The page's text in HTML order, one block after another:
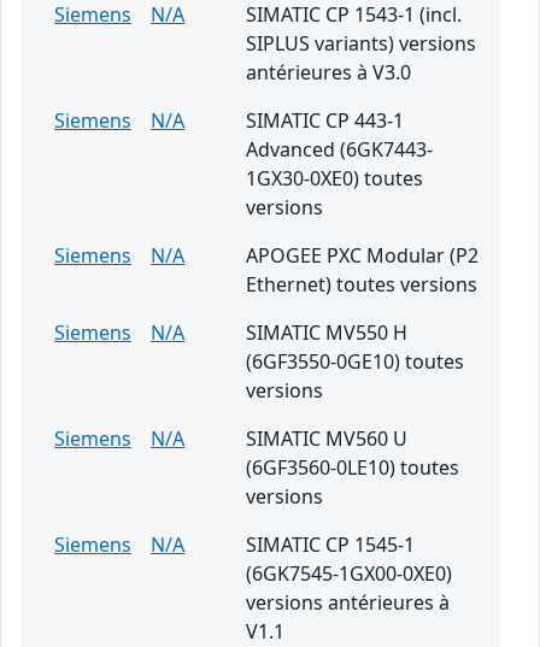
Siemens
N/A
SIMATIC CP 1543-1 (incl.
SIPLUS variants) versions
antérieures à V3.0
Siemens
N/A
SIMATIC CP 443-1
Advanced (6GK7443-
1GX30-0XE0) toutes
versions
Siemens
N/A
APOGEE PXC Modular (P2
Ethernet) toutes versions
Siemens
N/A
SIMATIC MV550 H
(6GF3550-0GE10) toutes
versions
Siemens
N/A
SIMATIC MV560 U
(6GF3560-0LE10) toutes
versions
Siemens
N/A
SIMATIC CP 1545-1
(6GK7545-1GX00-0XE0)
versions antérieures à
V1.1